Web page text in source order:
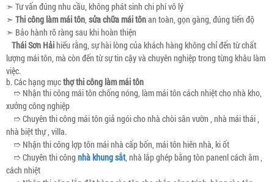
➣ Tư vấn đúng nhu cầu, không phát sinh chi phí vô lý
➣ Thi công làm mái tôn, sửa chữa mái tônan toàn, gọn gàng, đúng tiến độ
➣ Bảo hành rõ ràng sau khi hoàn thiện
Thái Sơn Hảihiểu rằng, sự hài lòng của khách hàng không chỉ đến từ chất
lượng mái tôn, mà còn đến từ sự tin cậy và chuyên nghiệp trong từng khâu làm
việc.
b. Các hạng mụcthợ thi công làm mái tôn
➱ Nhận thi công mái tôn chống nóng, làm mái tôn cách nhiệt cho nhà kho,
xưởng công nghiệp
➱ Chuyên thi công mái tôn giả ngói cho nhà chòi sân vườn , nhà mái thái ,
nhà biệt thự , villa.
➱ Nhận thi công lợp tôn mái nhà cấp bốn, mái tôn hiên nhà, ki ốt
➱ Chuyên thi công nhà khung sắt, nhà lắp ghép bằng tôn panenl cách âm ,
cách nhiệt